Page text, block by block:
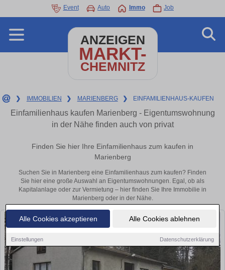
Alle Cookies akzeptieren Alle Cookies ablehnen
Einstellungen Datenschutzerklärung
Event Auto Immo Job
ANZEIGEN
MARKT-
CHEMNITZ
❯ IMMOBILIEN ❯ MARIENBERG ❯ EINFAMILIENHAUS-KAUFEN
Einfamilienhaus kaufen Marienberg - Eigentumswohnung
in der Nähe finden auch von privat
Finden Sie hier Ihre Einfamilienhaus zum kaufen in
Marienberg
Suchen Sie in Marienberg eine Einfamilienhaus zum kaufen? Finden
Sie hier eine große Auswahl an Eigentumswohnungen. Egal, ob als
Kapitalanlage oder zur Vermietung – hier finden Sie Ihre Immobilie in
Marienberg oder in der Nähe.